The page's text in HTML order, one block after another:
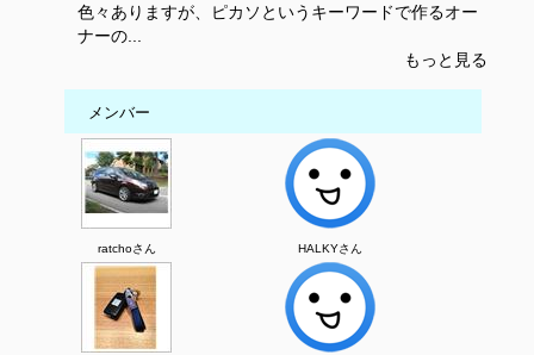
色々ありますが、ピカソというキーワードで作るオー
ナーの...
もっと見る
メンバー
ratchoさん HALKYさん